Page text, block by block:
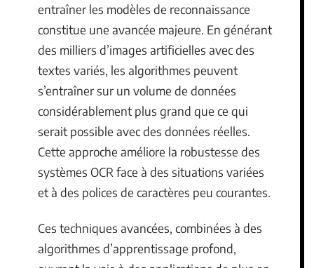
entraîner les modèles de reconnaissance
constitue une avancée majeure. En générant
des milliers d’images artificielles avec des
textes variés, les algorithmes peuvent
s’entraîner sur un volume de données
considérablement plus grand que ce qui
serait possible avec des données réelles.
Cette approche améliore la robustesse des
systèmes OCR face à des situations variées
et à des polices de caractères peu courantes.
Ces techniques avancées, combinées à des
algorithmes d’apprentissage profond,